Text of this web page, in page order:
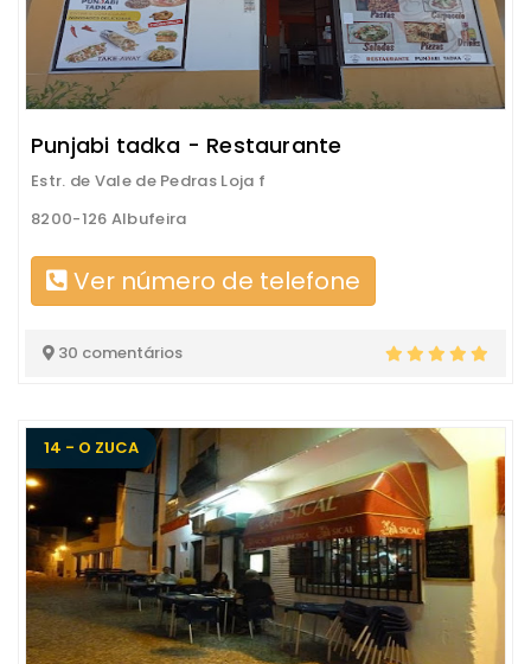
Punjabi tadka - Restaurante
Estr. de Vale de Pedras Loja f
8200-126 Albufeira
Ver número de telefone
30 comentários
14 - O ZUCA